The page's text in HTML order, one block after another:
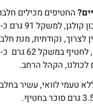
החטיפים מכילים
לצרוך, נקודתית, מנת
לכולנו, הקהל הרחב.
טעמי לוואי, עשיר